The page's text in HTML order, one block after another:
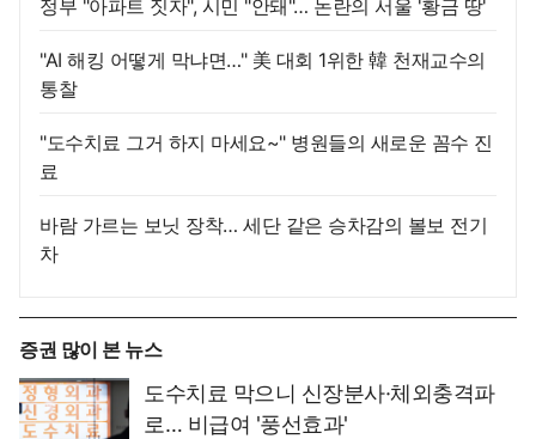
정부 "아파트 짓자", 시민 "안돼"… 논란의 서울 '황금 땅'
"AI 해킹 어떻게 막냐면…" 美 대회 1위한 韓 천재교수의
통찰
"도수치료 그거 하지 마세요~" 병원들의 새로운 꼼수 진
료
바람 가르는 보닛 장착… 세단 같은 승차감의 볼보 전기
차
증권 많이 본 뉴스
도수치료 막으니 신장분사·체외충격파
로… 비급여 '풍선효과'